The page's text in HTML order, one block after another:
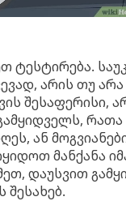
ტესტირება.
არის თუ არა
შესაფერისი,
ან
მანქანა
დაუსვით
შესახებ.